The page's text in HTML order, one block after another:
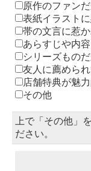
原作のファン
表紙イラスト
帯の文言に惹
あらすじや内
シリーズもの
友人に薦めら
店舗特典が魅
その他
上で「その他」
ださい。